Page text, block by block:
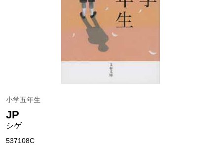
小学五年生
JP
シゲ
537108C